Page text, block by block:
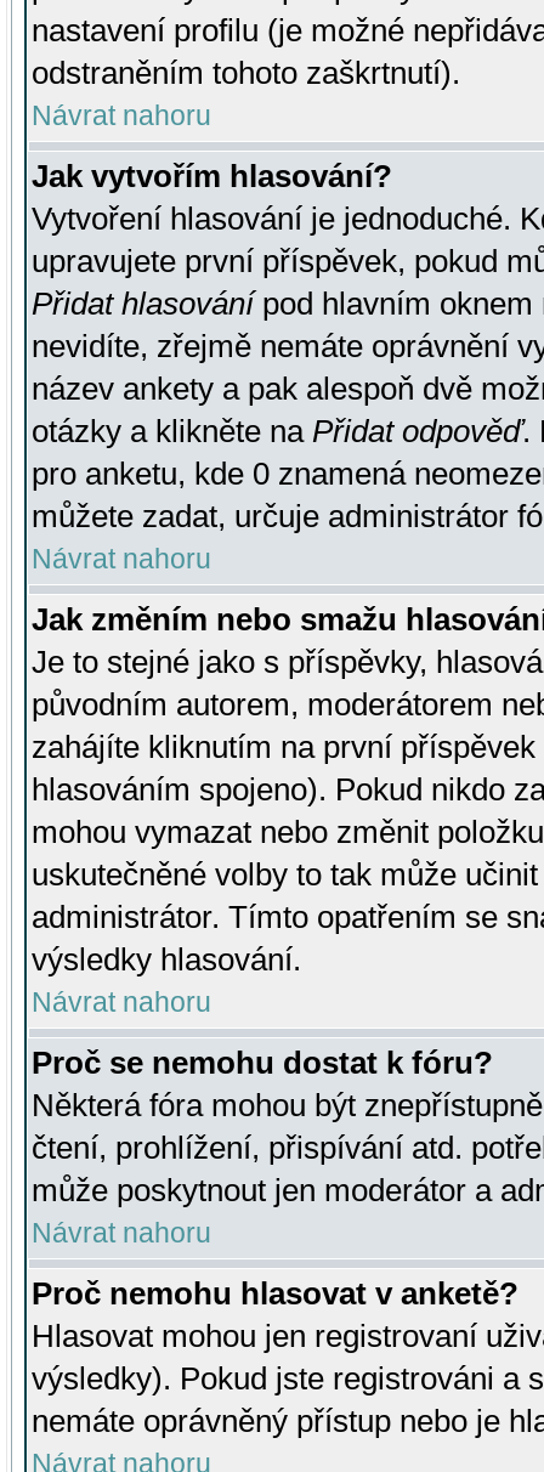
nastavení profilu (je možné
odstraněním tohoto zaškrtnutí).
Návrat nahoru
Jak vytvořím hlasování?
Vytvoření hlasování je jednoduché.
upravujete první příspěvek, pokud
Přidat hlasovánípod hlavním oknem
nevidíte, zřejmě nemáte oprávnění
název ankety a pak alespoň dvě
otázky a klikněte na Přidat odpověď.
pro anketu, kde 0 znamená
můžete zadat, určuje administrátor
Návrat nahoru
Jak změním nebo smažu
Je to stejné jako s příspěvky,
původním autorem, moderátorem
zahájíte kliknutím na první
hlasováním spojeno). Pokud nikdo
mohou vymazat nebo změnit
uskutečněné volby to tak může
administrátor. Tímto opatřením se
výsledky hlasování.
Návrat nahoru
Proč se nemohu dostat k fóru?
Některá fóra mohou být
čtení, prohlížení, přispívání atd.
může poskytnout jen moderátor a
Návrat nahoru
Proč nemohu hlasovat v anketě?
Hlasovat mohou jen registrovaní
výsledky). Pokud jste registrováni a
nemáte oprávněný přístup nebo je
Návrat nahoru